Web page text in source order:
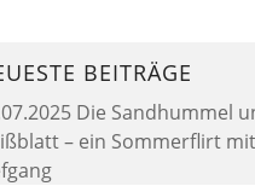
BEITRÄGE
Die Sandhummel
– ein Sommerflirt mit